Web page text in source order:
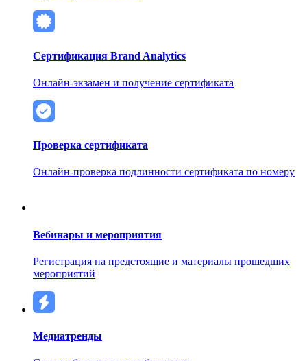
Сертификация Brand Analytics
Онлайн-экзамен и получение сертификата
Проверка сертификата
Онлайн-проверка подлинности сертификата по номеру
Вебинары и мероприятия
Регистрация на предстоящие и материалы прошедших
мероприятий
Медиатренды